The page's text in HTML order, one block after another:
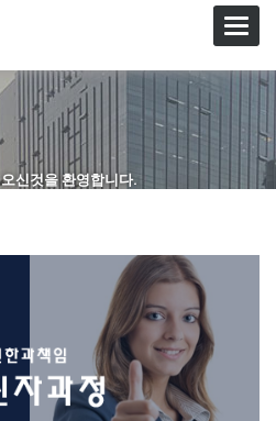
신것을 환영합니다.